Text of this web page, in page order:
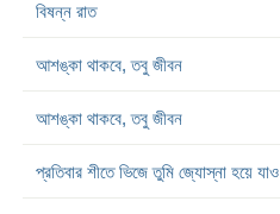
বিষন্ন রাত
আশঙ্কা থাকবে, তবু জীবন
আশঙ্কা থাকবে, তবু জীবন
প্রতিবার শীতে ভিজে তুমি জ্যোস্না হয়ে যাও